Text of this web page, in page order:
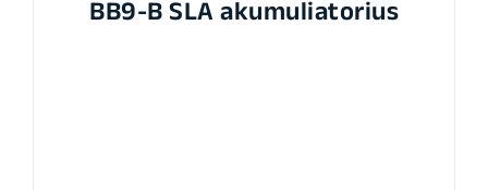
BB9-B SLA akumuliatorius